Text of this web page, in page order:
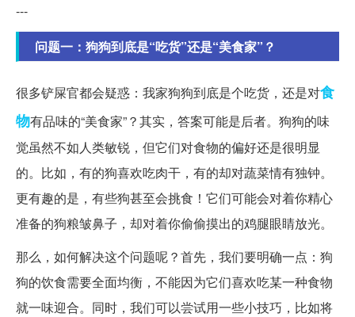
---
问题一：狗狗到底是“吃货”还是“美食家”？
很多铲屎官都会疑惑：我家狗狗到底是个吃货，还是对食
物有品味的“美食家”？其实，答案可能是后者。狗狗的味
觉虽然不如人类敏锐，但它们对食物的偏好还是很明显
的。比如，有的狗喜欢吃肉干，有的却对蔬菜情有独钟。
更有趣的是，有些狗甚至会挑食！它们可能会对着你精心
准备的狗粮皱鼻子，却对着你偷偷摸出的鸡腿眼睛放光。
那么，如何解决这个问题呢？首先，我们要明确一点：狗
狗的饮食需要全面均衡，不能因为它们喜欢吃某一种食物
就一味迎合。同时，我们可以尝试用一些小技巧，比如将